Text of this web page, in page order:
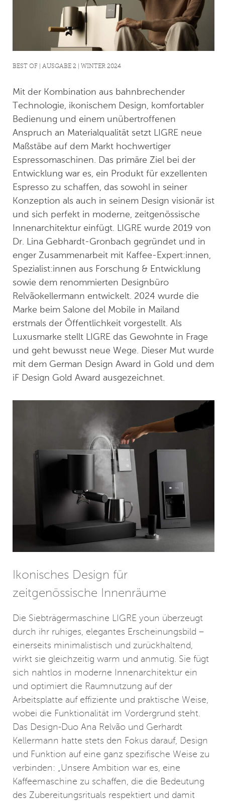
BEST OF | AUSGABE 2 | WINTER 2024
Mit der Kombination aus bahnbrechender
Technologie, ikonischem Design, komfortabler
Bedienung und einem unübertroffenen
Anspruch an Materialqualität setzt LIGRE neue
Maßstäbe auf dem Markt hochwertiger
Espressomaschinen. Das primäre Ziel bei der
Entwicklung war es, ein Produkt für exzellenten
Espresso zu schaffen, das sowohl in seiner
Konzeption als auch in seinem Design visionär ist
und sich perfekt in moderne, zeitgenössische
Innenarchitektur einfügt. LIGRE wurde 2019 von
Dr. Lina Gebhardt-Gronbach gegründet und in
enger Zusammenarbeit mit Kaffee-Expert:innen,
Spezialist:innen aus Forschung & Entwicklung
sowie dem renommierten Designbüro
Relvãokellermann entwickelt. 2024 wurde die
Marke beim Salone del Mobile in Mailand
erstmals der Öffentlichkeit vorgestellt. Als
Luxusmarke stellt LIGRE das Gewohnte in Frage
und geht bewusst neue Wege. Dieser Mut wurde
mit dem German Design Award in Gold und dem
iF Design Gold Award ausgezeichnet.
Ikonisches Design für
zeitgenössische Innenräume
Die Siebträgermaschine LIGRE youn überzeugt
durch ihr ruhiges, elegantes Erscheinungsbild –
einerseits minimalistisch und zurückhaltend,
wirkt sie gleichzeitig warm und anmutig. Sie fügt
sich nahtlos in moderne Innenarchitektur ein
und optimiert die Raumnutzung auf der
Arbeitsplatte auf effiziente und praktische Weise,
wobei die Funktionalität im Vordergrund steht.
Das Design-Duo Ana Relvão und Gerhardt
Kellermann hatte stets den Fokus darauf, Design
und Funktion auf eine ganz spezifische Weise zu
verbinden: „Unsere Ambition war es, eine
Kaffeemaschine zu schaffen, die die Bedeutung
des Zubereitungsrituals respektiert und damit